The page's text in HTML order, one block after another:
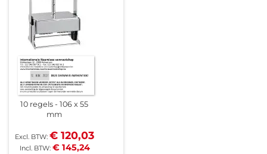
10 regels
106 x 55
mm
€ 145,24
€ 120,03